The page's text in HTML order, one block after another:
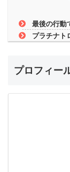
最後の行動
プラチナト
プロフィー